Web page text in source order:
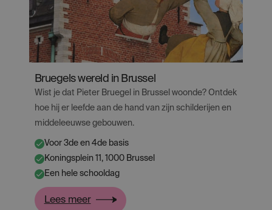
Bruegels wereld in Brussel
Wist je dat Pieter Bruegel in Brussel woonde? Ontdek
hoe hij er leefde aan de hand van zijn schilderijen en
middeleeuwse gebouwen.
✔ Voor 3de en 4de basis
✔ Koningsplein 11, 1000 Brussel
✔ Een hele schooldag
Lees meer: